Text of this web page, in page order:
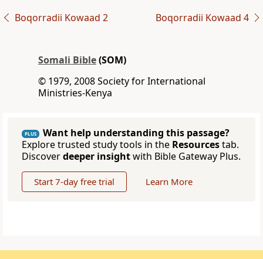
Boqorradii Kowaad 2 Boqorradii Kowaad 4
Somali Bible(SOM)
© 1979, 2008 Society for International
Ministries-Kenya
PLUS
Want help understanding this passage?
Explore trusted study tools in the Resourcestab.
Discoverdeeper insightwith Bible Gateway Plus.
Start 7-day free trial Learn More